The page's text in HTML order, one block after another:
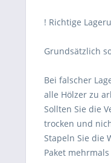
! Richtige
Grundsätzlich
Bei falscher
alle Hölzer zu
Sollten Sie die
trocken und
Stapeln Sie die
Paket